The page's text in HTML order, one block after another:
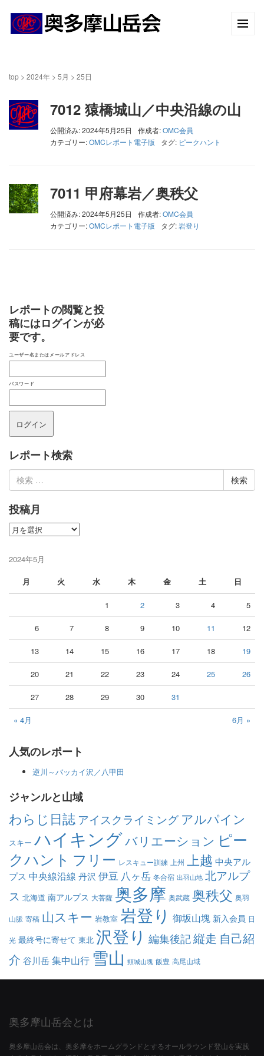
top > 2024年 > 5月 > 25日
7012 猿橋城山／中央沿線の山
公開済み: 2024年5月25日 作成者:OMC会員
カテゴリー:OMCレポート電子版 タグ: ピークハント
7011 甲府幕岩／奥秩父
公開済み: 2024年5月25日 作成者:OMC会員
カテゴリー:OMCレポート電子版 タグ:岩登り
レポートの閲覧と投
稿にはログインが必
要です。
ユーザー名またはメールアドレス
パスワード
レポート検索
索:
投稿月
投
月
2024年5月
月
火 水 木 金 土 日
« 4月 6月 »
1 2 3 4 5
6 7 8 9 10 11 12
13 14 15 16 17 18 19
20 21 22 23 24 25 26
27 28 29 30 31
人気のレポート
逆川～バッカイ沢／八甲田
ジャンルと山域
わらじ日誌 アイスクライミング アルパイン
スキー ハイキングバリエーション ピー
クハント フリー レスキュー訓練 上州 上越 中央アル
プス 中央線沿線 丹沢 伊豆 八ヶ岳 冬合宿 出羽山地 北アルプ
ス 北海道 南アルプス 大菩薩 奥多摩 奥武蔵 奥秩父 奥羽
山脈 寄稿 山スキー 岩教室 岩登り 御坂山塊 新入会員 日
光 最終号に寄せて 東北 沢登り 編集後記縦走 自己紹
介 谷川岳集中山行 雪山 頸城山塊 飯豊 高尾山域
奥多摩山岳会とは
奥多摩山岳会は、奥多摩をホームグランドとするオールラウンド登山を実践